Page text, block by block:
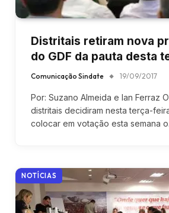
Distritais retiram nova
do GDF da pauta desta
Comunicação Sindate 19/09/2017
Por: Suzano Almeida e Ian Ferraz
distritais decidiram nesta terça-
colocar em votação esta semana
NOTÍCIAS